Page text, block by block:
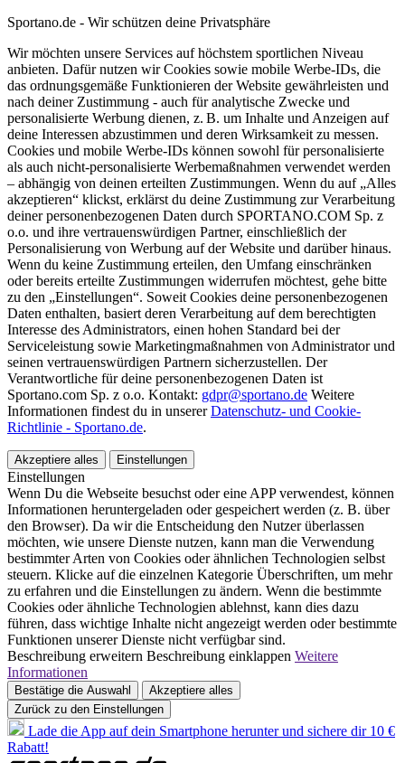
Sportano.de - Wir schützen deine Privatsphäre
Wir möchten unsere Services auf höchstem sportlichen Niveau
anbieten. Dafür nutzen wir Cookies sowie mobile Werbe-IDs, die
das ordnungsgemäße Funktionieren der Website gewährleisten und
nach deiner Zustimmung - auch für analytische Zwecke und
personalisierte Werbung dienen, z. B. um Inhalte und Anzeigen auf
deine Interessen abzustimmen und deren Wirksamkeit zu messen.
Cookies und mobile Werbe-IDs können sowohl für personalisierte
als auch nicht-personalisierte Werbemaßnahmen verwendet werden
– abhängig von deinen erteilten Zustimmungen. Wenn du auf „Alles
akzeptieren“ klickst, erklärst du deine Zustimmung zur Verarbeitung
deiner personenbezogenen Daten durch SPORTANO.COM Sp. z
o.o. und ihre vertrauenswürdigen Partner, einschließlich der
Personalisierung von Werbung auf der Website und darüber hinaus.
Wenn du keine Zustimmung erteilen, den Umfang einschränken
oder bereits erteilte Zustimmungen widerrufen möchtest, gehe bitte
zu den „Einstellungen“. Soweit Cookies deine personenbezogenen
Daten enthalten, basiert deren Verarbeitung auf dem berechtigten
Interesse des Administrators, einen hohen Standard bei der
Serviceleistung sowie Marketingmaßnahmen von Administrator und
seinen vertrauenswürdigen Partnern sicherzustellen. Der
Verantwortliche für deine personenbezogenen Daten ist
Sportano.com Sp. z o.o. Kontakt: gdpr@sportano.de Weitere
Informationen findest du in unsererDatenschutz- und Cookie-
Richtlinie - Sportano.de.
Akzeptiere alles Einstellungen
Einstellungen
Wenn Du die Webseite besuchst oder eine APP verwendest, können
Informationen heruntergeladen oder gespeichert werden (z. B. über
den Browser). Da wir die Entscheidung den Nutzer überlassen
möchten, wie unsere Dienste nutzen, kann man die Verwendung
bestimmter Arten von Cookies oder ähnlichen Technologien selbst
steuern. Klicke auf die einzelnen Kategorie Überschriften, um mehr
zu erfahren und die Einstellungen zu ändern. Wenn die bestimmte
Cookies oder ähnliche Technologien ablehnst, kann dies dazu
führen, dass wichtige Inhalte nicht angezeigt werden oder bestimmte
Funktionen unserer Dienste nicht verfügbar sind.
Beschreibung erweitern Beschreibung einklappen Weitere
Informationen
Bestätige die Auswahl
Akzeptiere alles
Zurück zu den Einstellungen
Lade die App auf dein Smartphone herunter und sichere dir 10 €
Rabatt!